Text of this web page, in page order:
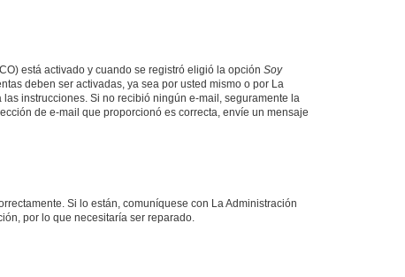
está activado y cuando se registró eligió la opción Soy
deben ser activadas, ya sea por usted mismo o por La
instrucciones. Si no recibió ningún e-mail, seguramente la
de e-mail que proporcionó es correcta, envíe un mensaje
Si lo están, comuníquese con La Administración
por lo que necesitaría ser reparado.